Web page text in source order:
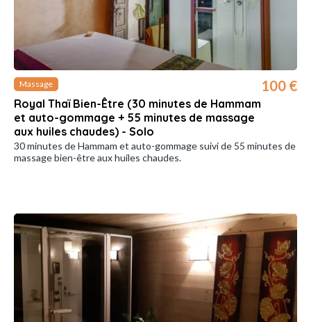
Massage
Royal Thaï Bien-Être (30 minutes de Hammam
et auto-gommage + 55 minutes de massage
aux huiles chaudes) - Solo
100 €
30 minutes de Hammam et auto-gommage suivi de 55 minutes de
massage bien-être aux huiles chaudes.